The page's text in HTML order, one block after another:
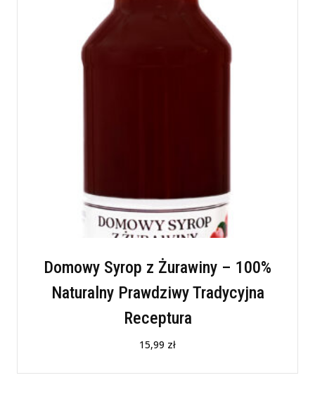
Domowy Syrop z Żurawiny – 100%
Naturalny Prawdziwy Tradycyjna
Receptura
15,99 zł